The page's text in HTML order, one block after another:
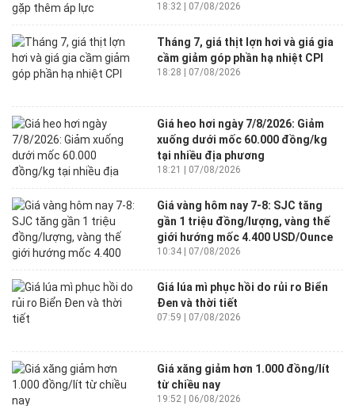
18:32 | 07/08/2026
Tháng 7, giá thịt lợn hơi và giá gia
cầm giảm góp phần hạ nhiệt CPI
18:28 | 07/08/2026
Giá heo hơi ngày 7/8/2026: Giảm
xuống dưới mốc 60.000 đồng/kg
tại nhiều địa phương
18:21 | 07/08/2026
Giá vàng hôm nay 7-8: SJC tăng
gần 1 triệu đồng/lượng, vàng thế
giới hướng mốc 4.400 USD/Ounce
10:34 | 07/08/2026
Giá lúa mì phục hồi do rủi ro Biển
Đen và thời tiết
07:59 | 07/08/2026
Giá xăng giảm hơn 1.000 đồng/lít
từ chiều nay
19:52 | 06/08/2026